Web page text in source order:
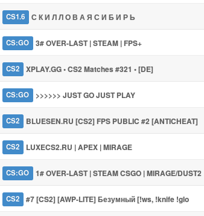
CS1.6 С К И Л Л О В А Я С И Б И Р Ь
CS:GO 3# OVER-LAST | STEAM | FPS+
CS2 XPLAY.GG • CS2 Matches #321 • [DE]
CS:GO >>>>>> JUST GO JUST PLAY
CS2 BLUESEN.RU [CS2] FPS PUBLIC #2 [ANTICHEAT]
CS2 LUXECS2.RU | APEX | MIRAGE
CS:GO 1# OVER-LAST | STEAM CSGO | MIRAGE/DUST2
CS2 #7 [CS2] [AWP-LITE] Безумный [!ws, !knife !glo